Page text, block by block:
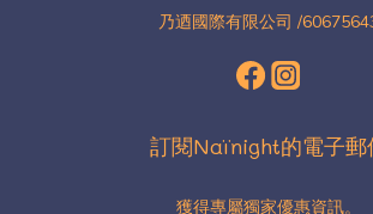
乃迺國際有限公司 /
訂閱Naïnight的電子郵
獲得專屬獨家優惠資訊。